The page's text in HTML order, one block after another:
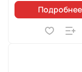
Подробнее